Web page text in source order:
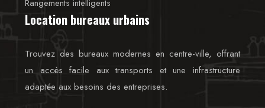
Rangements intelligents
Location bureaux urbains
Trouvez des bureaux modernes en centre-ville, offrant
un accès facile aux transports et une infrastructure
adaptée aux besoins des entreprises.